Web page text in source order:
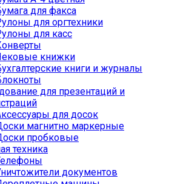
для факса
для оргтехники
для касс
книжки
книги и журналы
для презентаций и
для досок
магнитно маркерные
пробковые
техника
документов